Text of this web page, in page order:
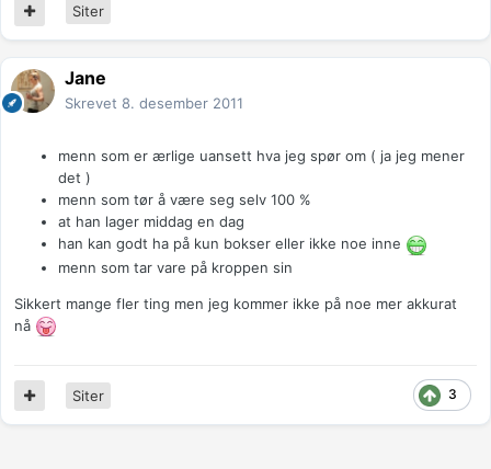
Siter
Jane
Skrevet 8. desember 2011
menn som er ærlige uansett hva jeg spør om ( ja jeg mener
det )
menn som tør å være seg selv 100 %
at han lager middag en dag
han kan godt ha på kun bokser eller ikke noe inne
menn som tar vare på kroppen sin
Sikkert mange fler ting men jeg kommer ikke på noe mer akkurat
nå
3
Siter